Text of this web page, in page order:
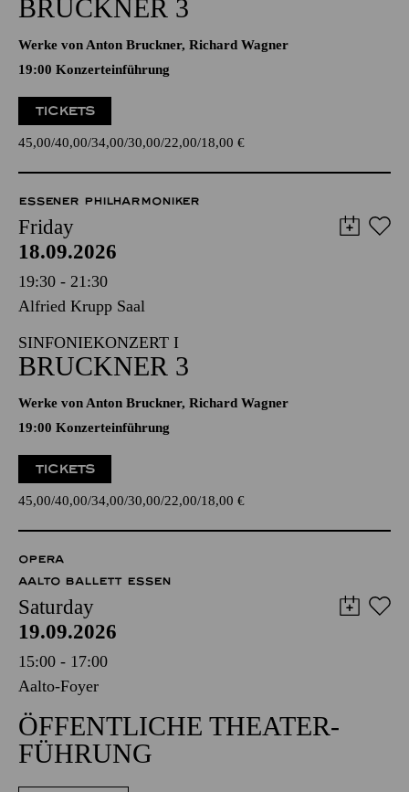
BRUCKNER 3
Werke von Anton Bruckner, Richard Wagner
19:00 Konzerteinführung
TICKETS
45,00 40,00 34,00 30,00 22,00 18,00 €
ESSENER PHILHARMONIKER
Friday
18.09.2026
19:30 - 21:30
Alfried Krupp Saal
SINFONIEKONZERT I
BRUCKNER 3
Werke von Anton Bruckner, Richard Wagner
19:00 Konzerteinführung
TICKETS
45,00 40,00 34,00 30,00 22,00 18,00 €
OPERA
AALTO BALLETT ESSEN
Saturday
19.09.2026
15:00 - 17:00
Aalto-Foyer
ÖFFENTLICHE THEATER­
FÜHRUNG